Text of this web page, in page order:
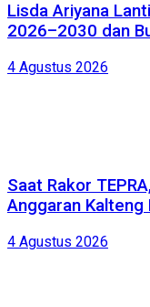
Lisda Ariyana
2026–2030 dan
4 Agustus 2026
Saat Rakor
Anggaran
4 Agustus 2026